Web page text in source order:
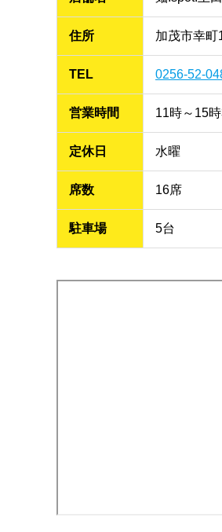
住所 加茂市幸町
TEL 0256-52-
営業時間 11時～15
定休日 水曜
席数 16席
駐車場 5台